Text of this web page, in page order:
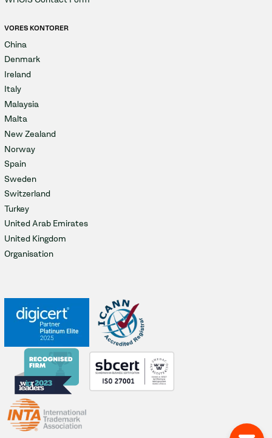
VORES KONTORER
China
Denmark
Ireland
Italy
Malaysia
Malta
New Zealand
Norway
Spain
Sweden
Switzerland
Turkey
United Arab Emirates
United Kingdom
Organisation